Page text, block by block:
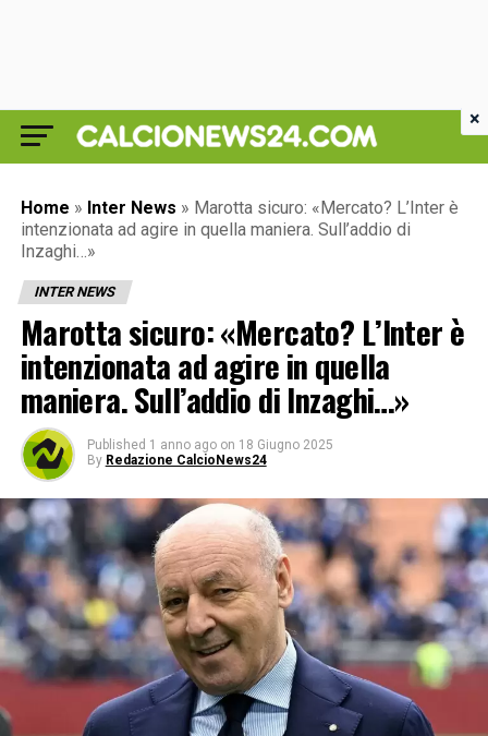
Home » Inter News » Marotta sicuro: «Mercato? L’Inter è
intenzionata ad agire in quella maniera. Sull’addio di
Inzaghi…»
INTER NEWS
Marotta sicuro: «Mercato? L’Inter è
intenzionata ad agire in quella
maniera. Sull’addio di Inzaghi…»
Published 1 anno ago on 18 Giugno 2025
By Redazione CalcioNews24
×